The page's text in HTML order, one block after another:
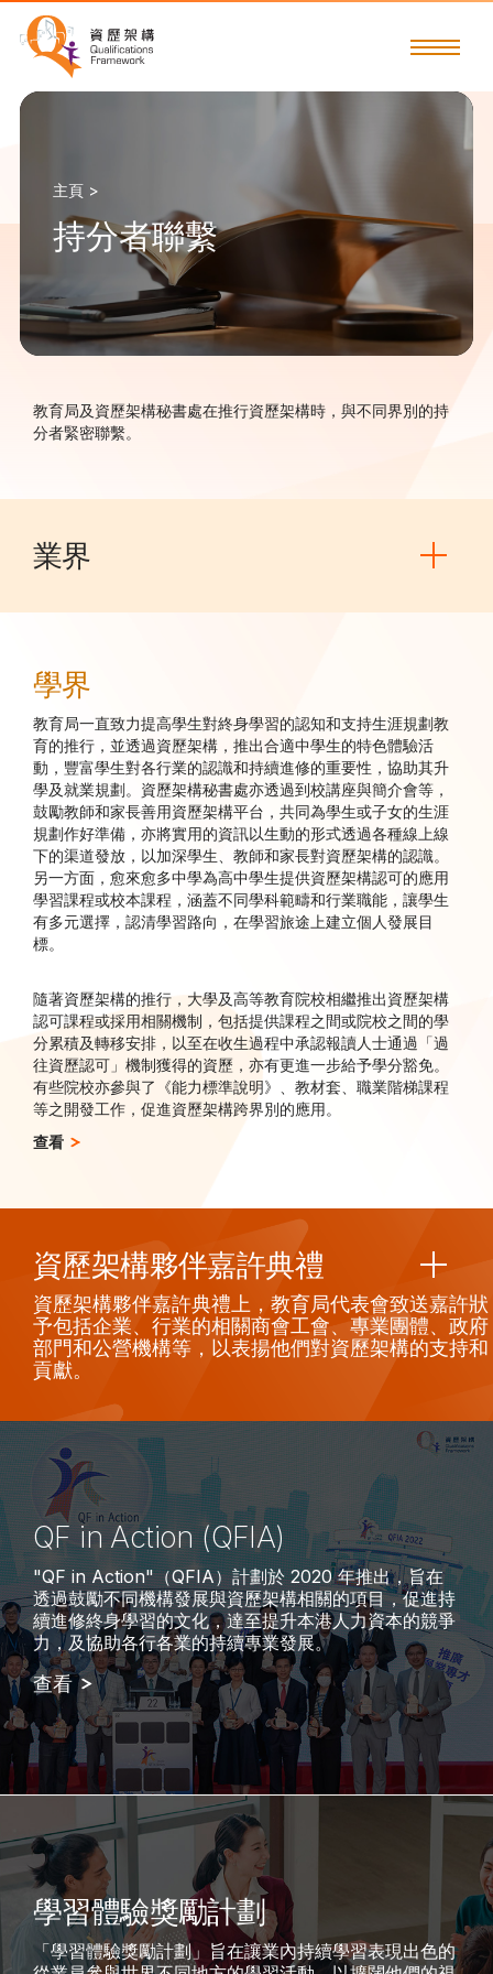
主頁 >
持分者聯繫
教育局及資歷架構秘書處在推行資歷架構時，與不同界別的持
分者緊密聯繫。
業界
學界
教育局一直致力提高學生對終身學習的認知和支持生涯規劃教
育的推行，並透過資歷架構，推出合適中學生的特色體驗活
動，豐富學生對各行業的認識和持續進修的重要性，協助其升
學及就業規劃。資歷架構秘書處亦透過到校講座與簡介會等，
鼓勵教師和家長善用資歷架構平台，共同為學生或子女的生涯
規劃作好準備，亦將實用的資訊以生動的形式透過各種線上線
下的渠道發放，以加深學生、教師和家長對資歷架構的認識。
另一方面，愈來愈多中學為高中學生提供資歷架構認可的應用
學習課程或校本課程，涵蓋不同學科範疇和行業職能，讓學生
有多元選擇，認清學習路向，在學習旅途上建立個人發展目
標。
隨著資歷架構的推行，大學及高等教育院校相繼推出資歷架構
認可課程或採用相關機制，包括提供課程之間或院校之間的學
分累積及轉移安排，以至在收生過程中承認報讀人士通過「過
往資歷認可」機制獲得的資歷，亦有更進一步給予學分豁免。
有些院校亦參與了《能力標準說明》、教材套、職業階梯課程
等之開發工作，促進資歷架構跨界別的應用。
查看
資歷架構夥伴嘉許典禮
資歷架構夥伴嘉許典禮上，教育局代表會致送嘉許狀
予包括企業、行業的相關商會工會、專業團體、政府
部門和公營機構等，以表揚他們對資歷架構的支持和
貢獻。
QF in Action (QFIA)
"QF in Action"（QFIA）計劃於 2020 年推出，旨在
透過鼓勵不同機構發展與資歷架構相關的項目，促進持
續進修終身學習的文化，達至提升本港人力資本的競爭
力，及協助各行各業的持續專業發展。
查看
學習體驗獎勵計劃
「學習體驗獎勵計劃」旨在讓業內持續學習表現出色的